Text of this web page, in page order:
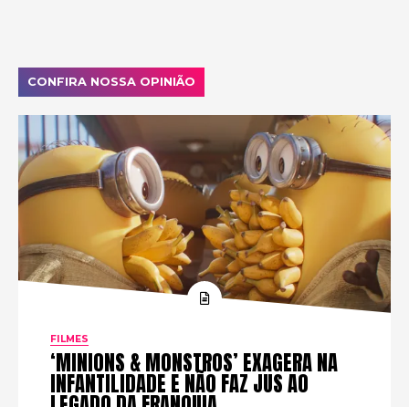
CONFIRA NOSSA OPINIÃO
FILMES
‘MINIONS & MONSTROS’ EXAGERA NA
INFANTILIDADE E NÃO FAZ JUS AO